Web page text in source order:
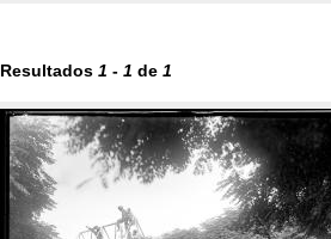
Resultados 1 - 1 de 1